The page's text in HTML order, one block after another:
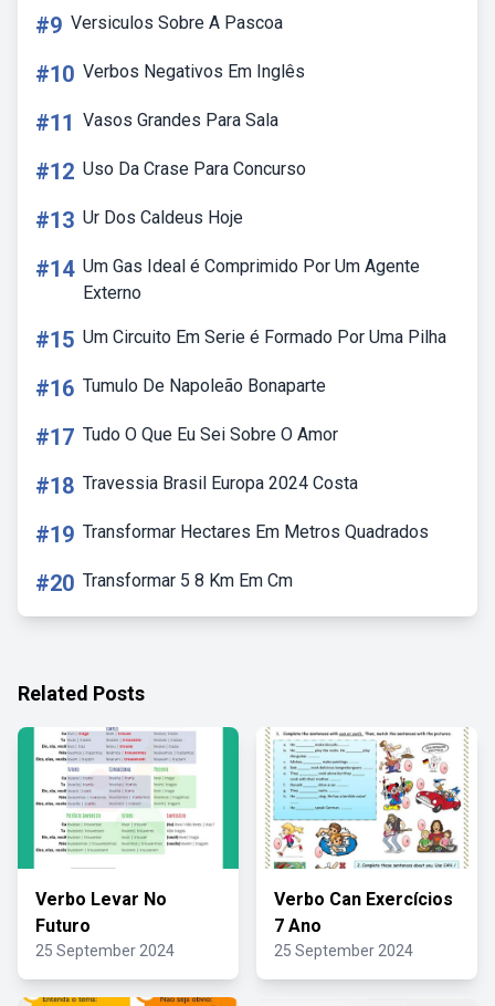
#9 Versiculos Sobre A Pascoa
#10 Verbos Negativos Em Inglês
#11 Vasos Grandes Para Sala
#12 Uso Da Crase Para Concurso
#13 Ur Dos Caldeus Hoje
#14 Um Gas Ideal é Comprimido Por Um Agente
Externo
#15 Um Circuito Em Serie é Formado Por Uma Pilha
#16 Tumulo De Napoleão Bonaparte
#17 Tudo O Que Eu Sei Sobre O Amor
#18 Travessia Brasil Europa 2024 Costa
#19 Transformar Hectares Em Metros Quadrados
#20 Transformar 5 8 Km Em Cm
Related Posts
Verbo Levar No
Futuro
25 September 2024
Verbo Can Exercícios
7 Ano
25 September 2024